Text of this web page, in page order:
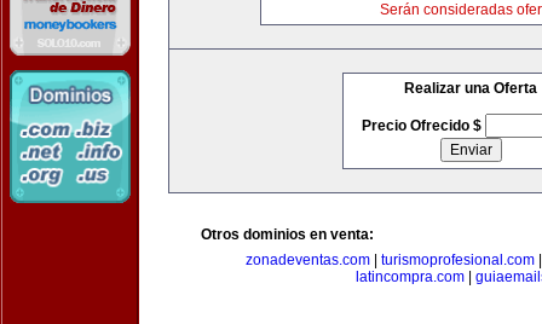
Serán consideradas
Realizar una Oferta
Precio Ofrecido $
Otros dominios en venta:
zonadeventas.com| turismoprofesional.com
latincompra.com|